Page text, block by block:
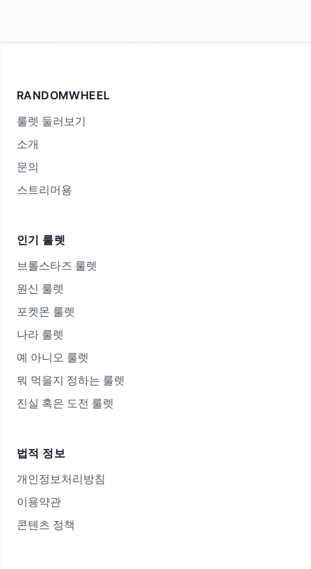
RANDOMWHEEL
룰렛 둘러보기
소개
문의
스트리머용
인기 룰렛
브롤스타즈 룰렛
원신 룰렛
포켓몬 룰렛
나라 룰렛
예 아니오 룰렛
뭐 먹을지 정하는 룰렛
진실 혹은 도전 룰렛
법적 정보
개인정보처리방침
이용약관
콘텐츠 정책